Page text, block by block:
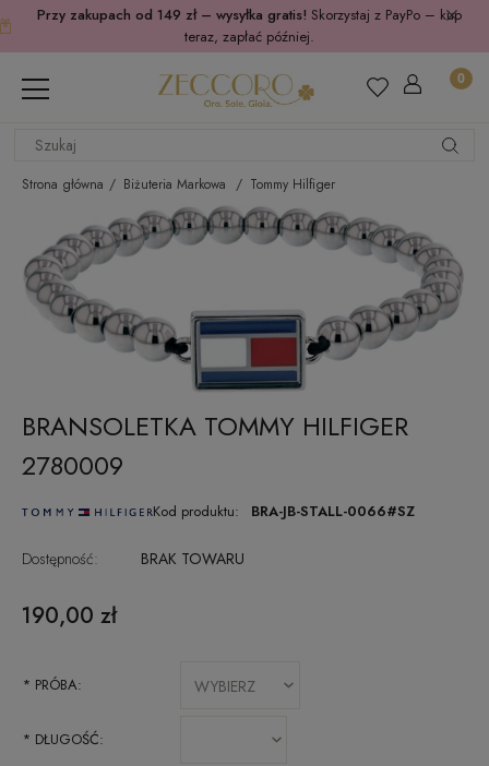
Przy zakupach od 149 zł – wysyłka gratis! Skorzystaj z PayPo – kup
teraz, zapłać później.
Strona główna Biżuteria Markowa Tommy Hilfiger
BRANSOLETKA TOMMY HILFIGER
2780009
Kod produktu: BRA-JB-STALL-0066#SZ
Dostępność: BRAK TOWARU
190,00 zł
* PRÓBA:
* DŁUGOŚĆ: